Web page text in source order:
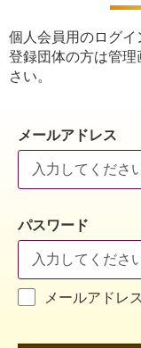
個人会員用のログイ
登録団体の方は管
さい。
メールアドレス
パスワード
メールアドレ